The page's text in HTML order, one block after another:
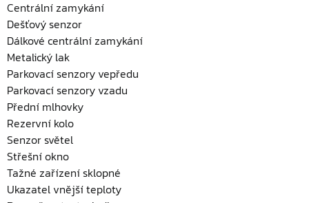
Centrální zamykání
Dešťový senzor
Dálkové centrální zamykání
Metalický lak
Parkovací senzory vepředu
Parkovací senzory vzadu
Přední mlhovky
Rezervní kolo
Senzor světel
Střešní okno
Tažné zařízení sklopné
Ukazatel vnější teploty